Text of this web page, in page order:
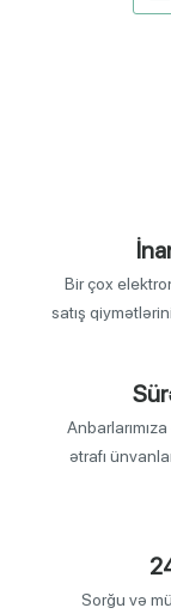
Bir çox
satış
ətrafı
Sorğu və